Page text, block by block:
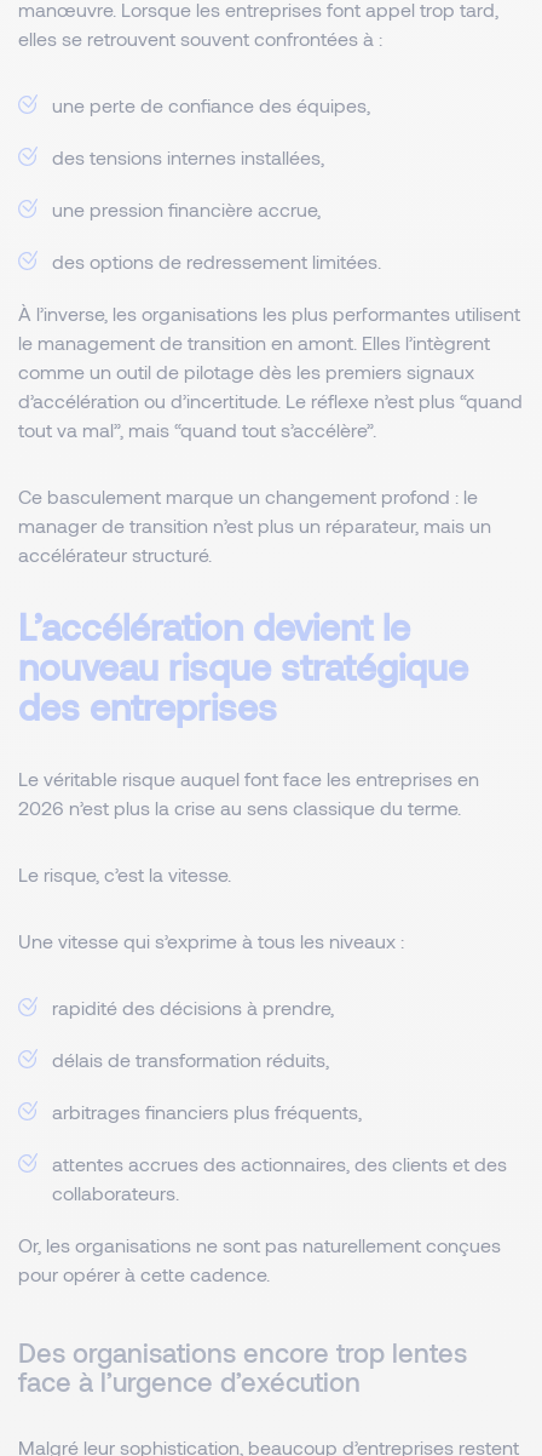
manœuvre. Lorsque les entreprises font appel trop tard,
elles se retrouvent souvent confrontées à :
une perte de confiance des équipes,
des tensions internes installées,
une pression financière accrue,
des options de redressement limitées.
À l’inverse, les organisations les plus performantes utilisent
le management de transition en amont. Elles l’intègrent
comme un outil de pilotage dès les premiers signaux
d’accélération ou d’incertitude. Le réflexe n’est plus “quand
tout va mal”, mais “quand tout s’accélère”.
Ce basculement marque un changement profond : le
manager de transition n’est plus un réparateur, mais un
accélérateur structuré.
L’accélération devient le
nouveau risque stratégique
des entreprises
Le véritable risque auquel font face les entreprises en
2026 n’est plus la crise au sens classique du terme.
Le risque, c’est la vitesse.
Une vitesse qui s’exprime à tous les niveaux :
rapidité des décisions à prendre,
délais de transformation réduits,
arbitrages financiers plus fréquents,
attentes accrues des actionnaires, des clients et des
collaborateurs.
Or, les organisations ne sont pas naturellement conçues
pour opérer à cette cadence.
Des organisations encore trop lentes
face à l’urgence d’exécution
Malgré leur sophistication, beaucoup d’entreprises restent